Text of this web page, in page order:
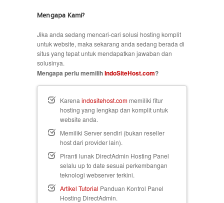
Mengapa Kami?
Jika anda sedang mencari-cari solusi hosting komplit
untuk website, maka sekarang anda sedang berada di
situs yang tepat untuk mendapatkan jawaban dan
solusinya.
Mengapa perlu memilihIndoSiteHost.com?
Karena indositehost.commemiliki fitur
hosting yang lengkap dan komplit untuk
website anda.
Memiliki Server sendiri (bukan reseller
host dari provider lain).
Piranti lunak DirectAdmin Hosting Panel
selalu up to date sesuai perkembangan
teknologi webserver terkini.
Artikel Tutorial Panduan Kontrol Panel
Hosting DirectAdmin.